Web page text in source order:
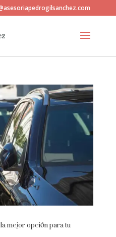
mejor opción para tu